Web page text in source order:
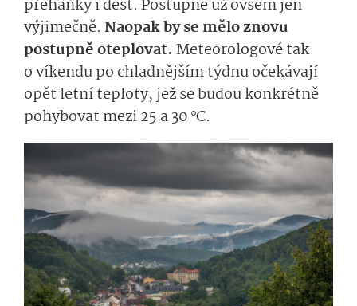
přeháňky i déšť. Postupně už ovšem jen
výjimečně. Naopak by se mělo znovu
postupně oteplovat. Meteorologové tak
o víkendu po chladnějším týdnu očekávají
opět letní teploty, jež se budou konkrétně
pohybovat mezi 25 a 30 °C.